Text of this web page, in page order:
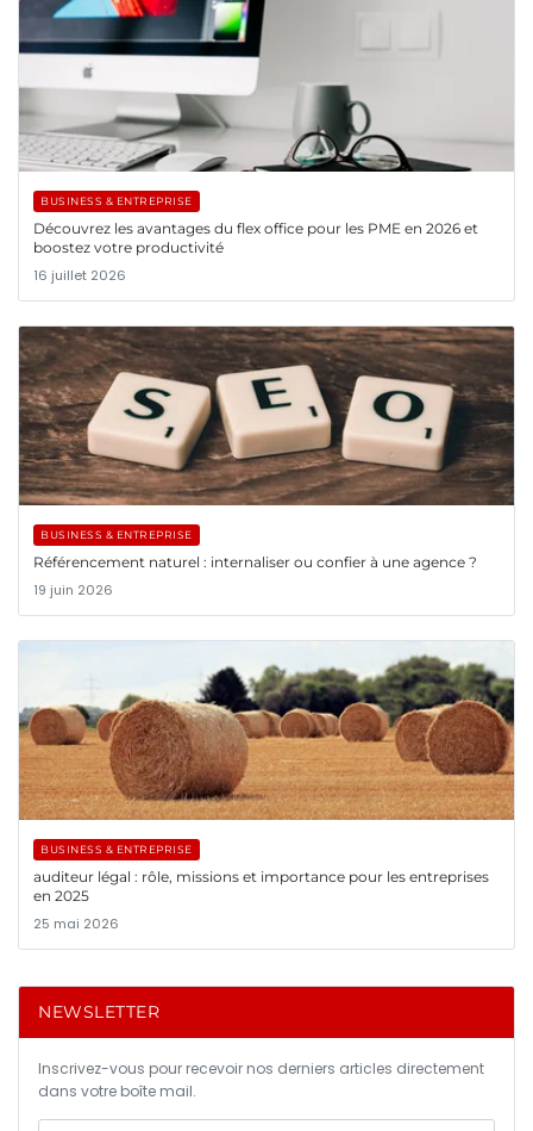
BUSINESS & ENTREPRISE
Découvrez les avantages du flex office pour les PME en 2026 et
boostez votre productivité
16 juillet 2026
BUSINESS & ENTREPRISE
Référencement naturel : internaliser ou confier à une agence ?
19 juin 2026
BUSINESS & ENTREPRISE
auditeur légal : rôle, missions et importance pour les entreprises
en 2025
25 mai 2026
NEWSLETTER
Inscrivez-vous pour recevoir nos derniers articles directement
dans votre boîte mail.